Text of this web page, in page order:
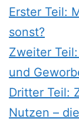
Erster Teil:
sonst?
Zweiter
und
Dritter Teil:
Nutzen –